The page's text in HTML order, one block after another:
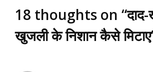
18 thoughts on
खुजली के निशान कैसे